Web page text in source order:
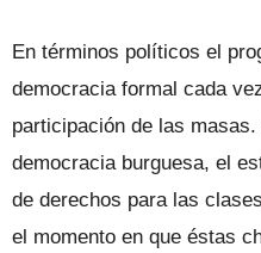
En términos políticos el
democracia formal cada
participación de las
democracia burguesa, el
de derechos para las
el momento en que éstas